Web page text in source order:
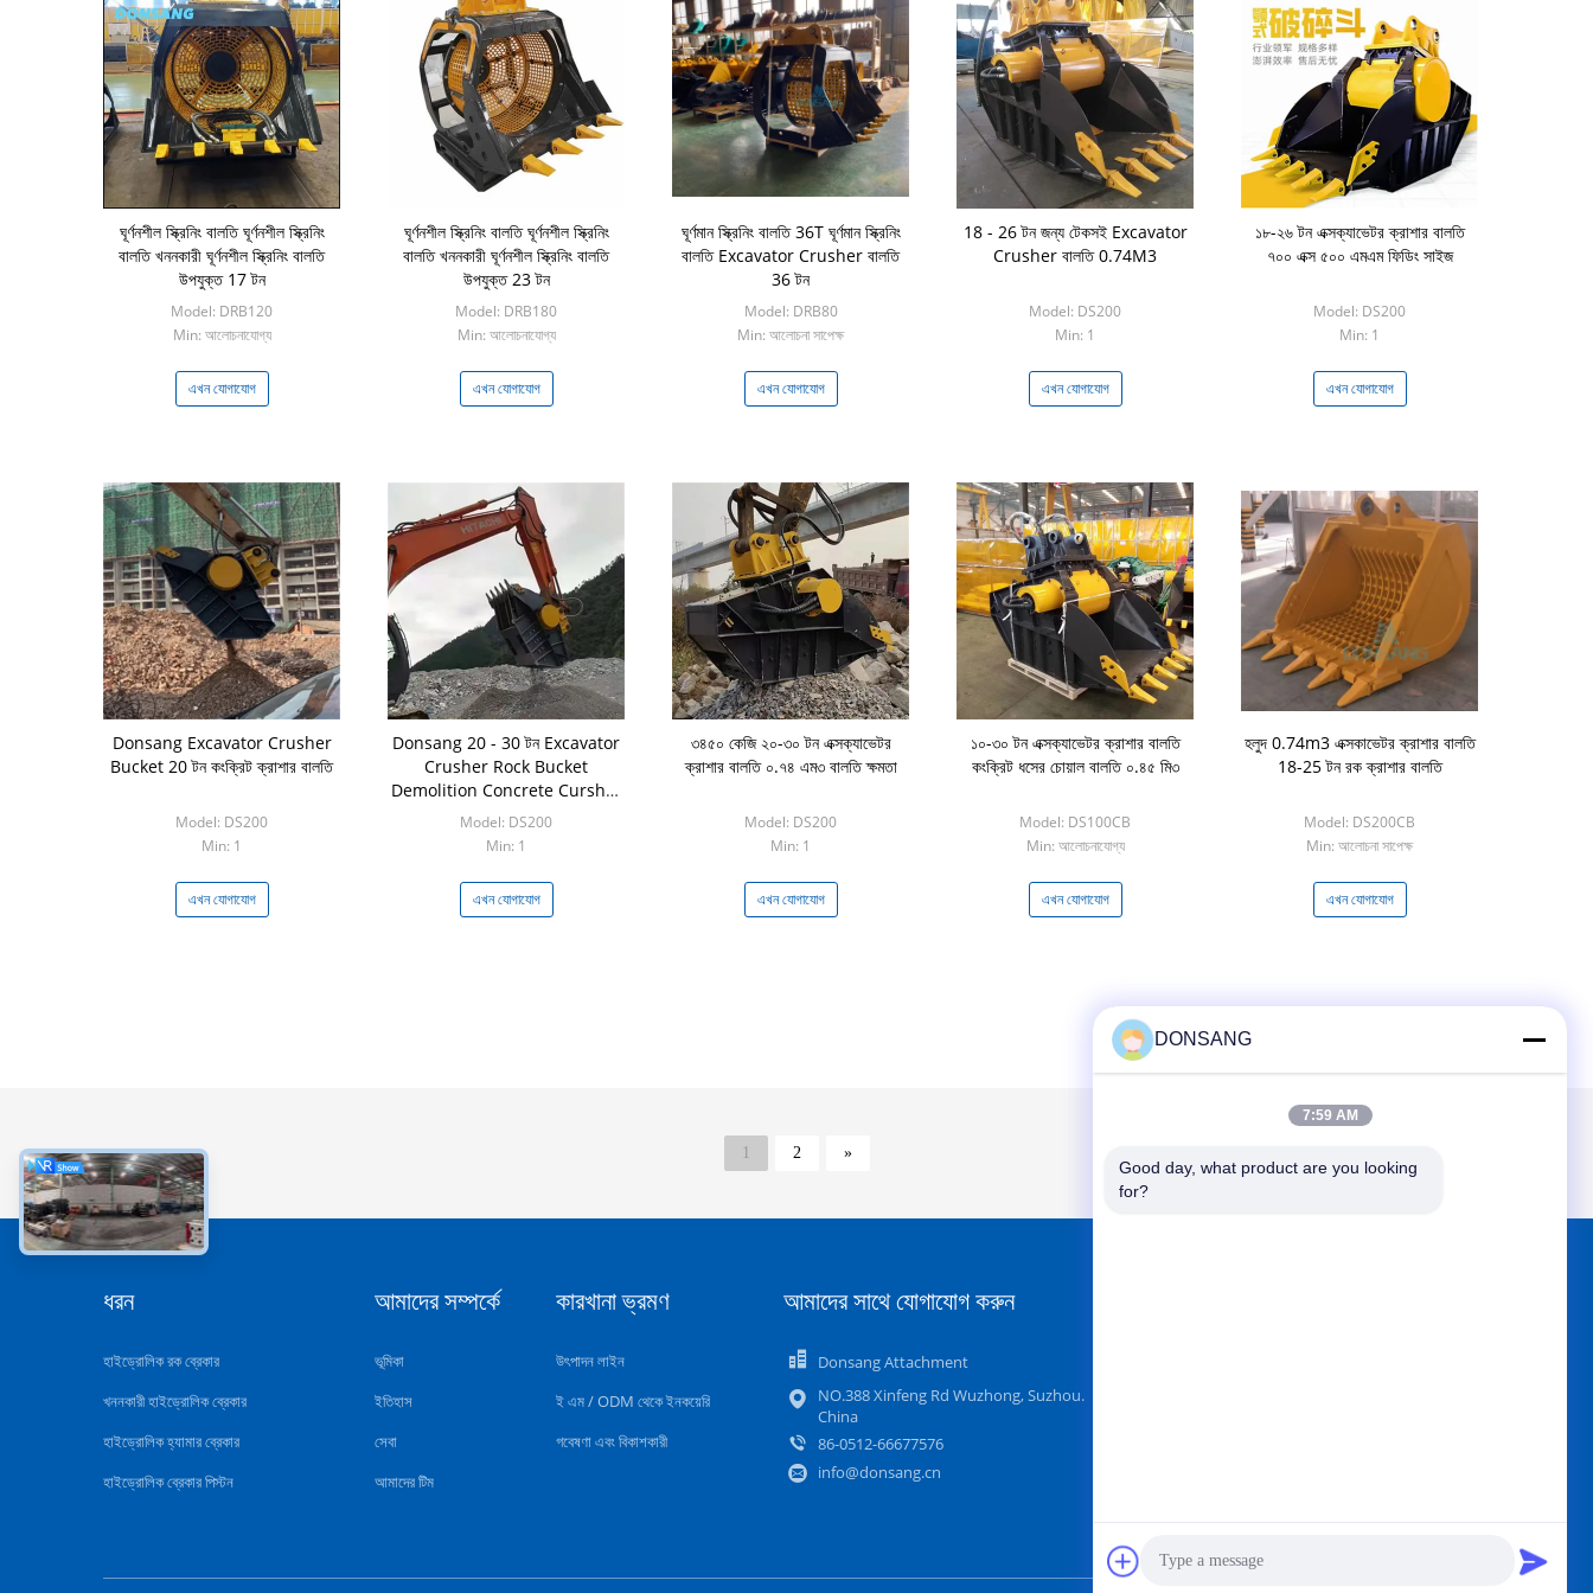
ঘূর্ণনশীল স্ক্রিনিং বালতি ঘূর্ণনশীল স্ক্রিনিং
বালতি খননকারী ঘূর্ণনশীল স্ক্রিনিং বালতি
উপযুক্ত 17 টন
Model: DRB120
Min: আলোচনাযোগ্য
এখন যোগাযোগ
ঘূর্ণনশীল স্ক্রিনিং বালতি ঘূর্ণনশীল স্ক্রিনিং
বালতি খননকারী ঘূর্ণনশীল স্ক্রিনিং বালতি
উপযুক্ত 23 টন
Model: DRB180
Min: আলোচনাযোগ্য
এখন যোগাযোগ
ঘূর্ণমান স্ক্রিনিং বালতি 36T ঘূর্ণমান স্ক্রিনিং
বালতি Excavator Crusher বালতি
36 টন
Model: DRB80
Min: আলোচনা সাপেক্ষ
এখন যোগাযোগ
18 - 26 টন জন্য টেকসই Excavator
Crusher বালতি 0.74M3
Model: DS200
Min: 1
এখন যোগাযোগ
১৮-২৬ টন এক্সক্যাভেটর ক্রাশার বালতি
৭০০ এক্স ৫০০ এমএম ফিডিং সাইজ
Model: DS200
Min: 1
এখন যোগাযোগ
Donsang Excavator Crusher
Bucket 20 টন কংক্রিট ক্রাশার বালতি
Model: DS200
Min: 1
এখন যোগাযোগ
Donsang 20 - 30 টন Excavator
Crusher Rock Bucket
Demolition Concrete Cursher
Bucket কংক্রিট ক্রাশার বালতি
Model: DS200
Min: 1
এখন যোগাযোগ
৩৪৫০ কেজি ২০-৩০ টন এক্সক্যাভেটর
ক্রাশার বালতি ০.৭৪ এম৩ বালতি ক্ষমতা
Model: DS200
Min: 1
এখন যোগাযোগ
১০-৩০ টন এক্সক্যাভেটর ক্রাশার বালতি
কংক্রিট ধসের চোয়াল বালতি ০.৪৫ মি৩
Model: DS100CB
Min: আলোচনাযোগ্য
এখন যোগাযোগ
হলুদ 0.74m3 এক্সকাভেটর ক্রাশার বালতি
18-25 টন রক ক্রাশার বালতি
Model: DS200CB
Min: আলোচনা সাপেক্ষ
এখন যোগাযোগ
1 2 »
ধরন
হাইড্রোলিক রক ব্রেকার
খননকারী হাইড্রোলিক ব্রেকার
হাইড্রোলিক হ্যামার ব্রেকার
হাইড্রোলিক ব্রেকার পিস্টন
আমাদের সম্পর্কে
ভূমিকা
ইতিহাস
সেবা
আমাদের টিম
কারখানা ভ্রমণ
উৎপাদন লাইন
ই এম / ODM থেকে ইনকয়েরি
গবেষণা এবং বিকাশকারী
আমাদের সাথে যোগাযোগ করুন
Donsang Attachment
NO.388 Xinfeng Rd Wuzhong, Suzhou.
China
86-0512-66677576
info@donsang.cn
DONSANG
7:59 AM
Good day, what product are you looking
for?